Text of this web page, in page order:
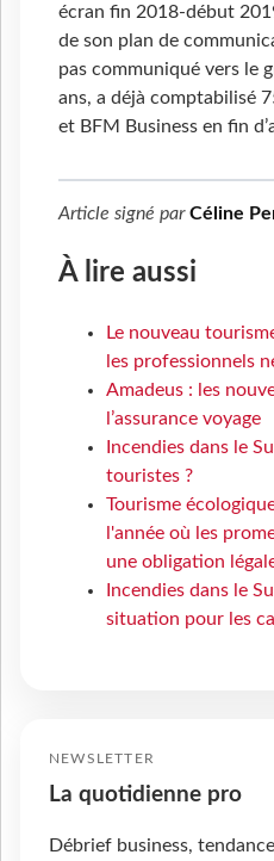
écran fin 2018-début
de son plan de
pas communiqué vers le
ans, a déjà comptabilisé
et BFM Business en fin
Article signé parCéline
À lire aussi
Le nouveau
les professionnels
Amadeus : les
l’assurance voyage
Incendies dans le
touristes ?
Tourisme
l'année où les
une obligation
Incendies dans le
situation pour les
NEWSLETTER
La quotidienne pro
Débrief business,